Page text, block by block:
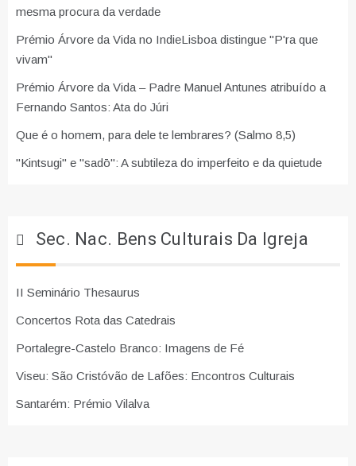
mesma procura da verdade
Prémio Árvore da Vida no IndieLisboa distingue "P'ra que
vivam"
Prémio Árvore da Vida – Padre Manuel Antunes atribuído a
Fernando Santos: Ata do Júri
Que é o homem, para dele te lembrares? (Salmo 8,5)
"Kintsugi" e "sadō": A subtileza do imperfeito e da quietude
Sec. Nac. Bens Culturais Da Igreja
II Seminário Thesaurus
Concertos Rota das Catedrais
Portalegre-Castelo Branco: Imagens de Fé
Viseu: São Cristóvão de Lafões: Encontros Culturais
Santarém: Prémio Vilalva